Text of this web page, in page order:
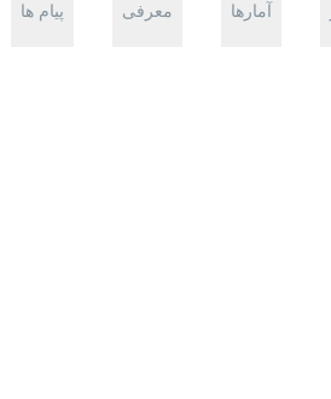
آمارها معرفی پیام ها